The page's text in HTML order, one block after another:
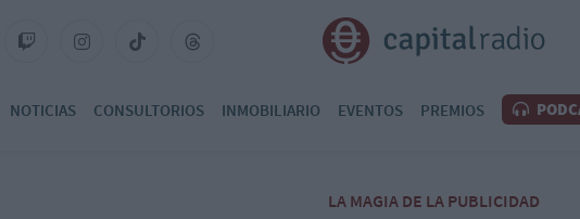
NOTICIAS CONSULTORIOS INMOBILIARIO EVENTOS PREMIOS
LA MAGIA DE LA PUBLICIDAD